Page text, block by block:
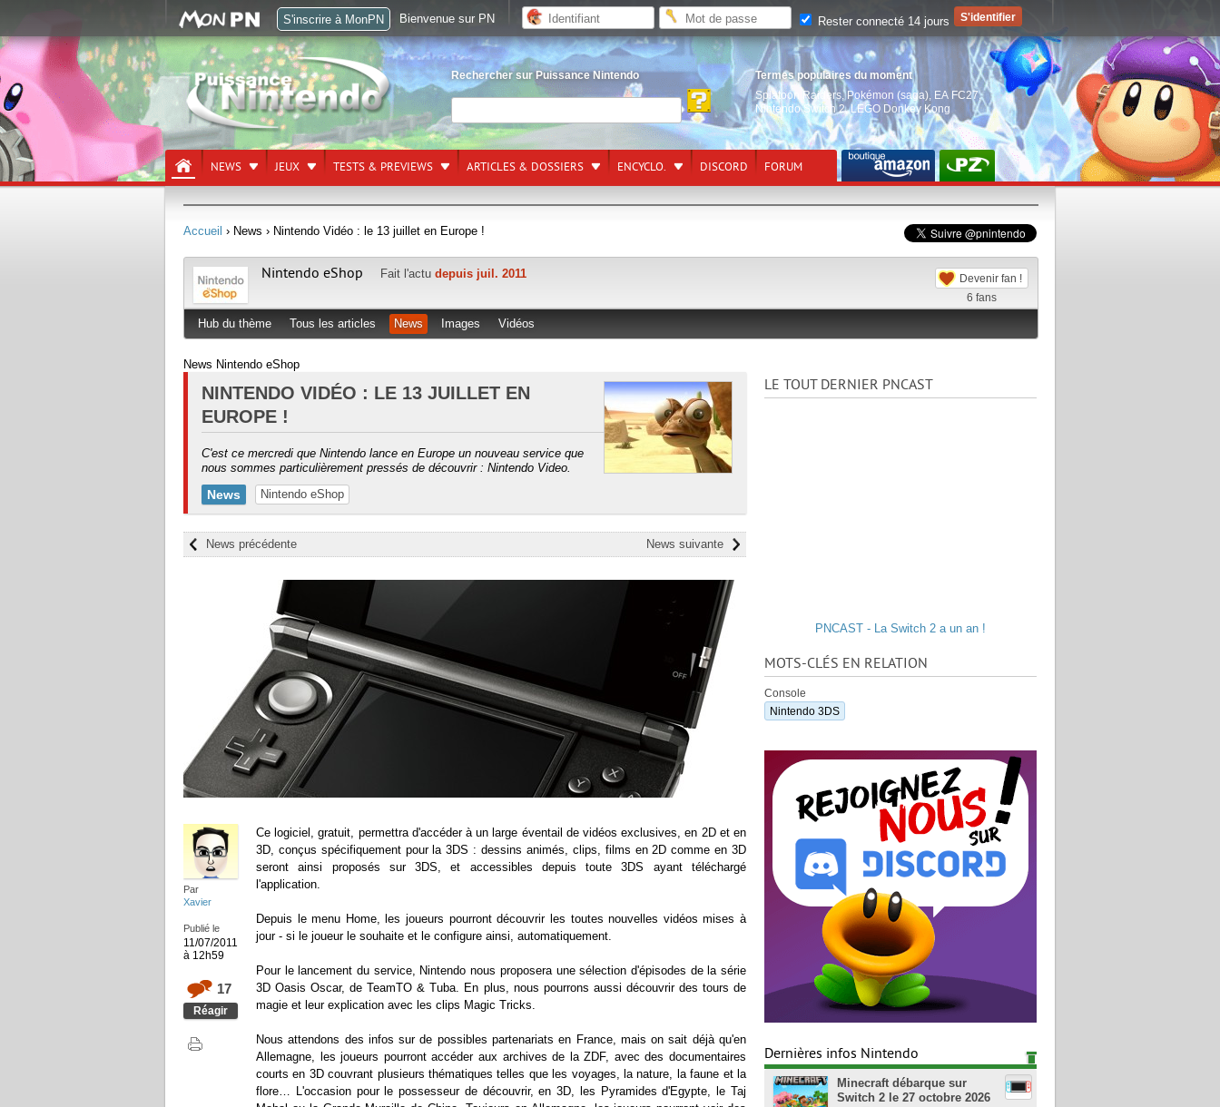
Rechercher sur Puissance Nintendo
Termes populaires du moment
Splatoon Raiders, Pokémon (saga) EA FC27,
Nintendo Switch 2,LEGO Donkey Kong
NEWS JEUX TESTS & PREVIEWS ARTICLES & DOSSIERS ENCYCLO. DISCORD FORUM
Accueil › News › Nintendo Vidéo : le 13 juillet en Europe !
Devenir fan !
6 fans
Nintendo eShop Fait l'actu depuis juil. 2011
Hub du thème Tous les articles News Images Vidéos
News Nintendo eShop
NINTENDO VIDÉO : LE 13 JUILLET EN
EUROPE !
C'est ce mercredi que Nintendo lance en Europe un nouveau service que
nous sommes particulièrement pressés de découvrir : Nintendo Video.
News Nintendo eShop
News suivante
News précédente
Par
Xavier
Publié le
11/07/2011
à 12h59
17
Réagir
Ce logiciel, gratuit, permettra d'accéder à un large éventail de vidéos exclusives, en 2D et en
3D, conçus spécifiquement pour la 3DS : dessins animés, clips, films en 2D comme en 3D
seront ainsi proposés sur 3DS, et accessibles depuis toute 3DS ayant téléchargé
l'application.
Depuis le menu Home, les joueurs pourront découvrir les toutes nouvelles vidéos mises à
jour - si le joueur le souhaite et le configure ainsi, automatiquement.
Pour le lancement du service, Nintendo nous proposera une sélection d'épisodes de la série
3D Oasis Oscar, de TeamTO & Tuba. En plus, nous pourrons aussi découvrir des tours de
magie et leur explication avec les clips Magic Tricks.
Nous attendons des infos sur de possibles partenariats en France, mais on sait déjà qu'en
Allemagne, les joueurs pourront accéder aux archives de la ZDF, avec des documentaires
courts en 3D couvrant plusieurs thématiques telles que les voyages, la nature, la faune et la
flore… L'occasion pour le possesseur de découvrir, en 3D, les Pyramides d'Egypte, le Taj
LE TOUT DERNIER PNCAST
PNCAST - La Switch 2 a un an !
MOTS-CLÉS EN RELATION
Console
Nintendo 3DS
Dernières infos Nintendo
Minecraft débarque sur
Switch 2 le 27 octobre 2026
S'inscrire à MonPN Bienvenue sur PN Rester connecté 14 jours